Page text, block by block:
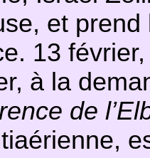
et
13
à la
de